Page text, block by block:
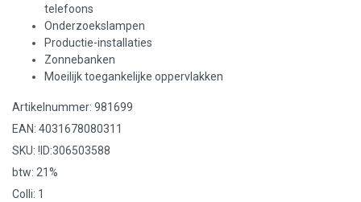
telefoons
Onderzoekslampen
Productie-installaties
Zonnebanken
Moeilijk toegankelijke oppervlakken
Artikelnummer: 981699
EAN: 4031678080311
SKU: !ID:306503588
btw: 21%
Colli: 1